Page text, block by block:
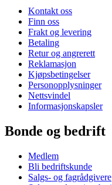
Kontakt oss
Finn oss
Frakt og levering
Betaling
Retur og angrerett
Reklamasjon
Kjøpsbetingelser
Personopplysninger
Nettsvindel
Informasjonskapsler
Bonde og bedrift
Medlem
Bli bedriftskunde
Salgs- og fagrådgivere